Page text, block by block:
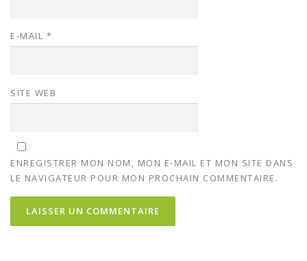
E-MAIL *
SITE WEB
ENREGISTRER MON NOM, MON E-MAIL ET MON SITE DANS
LE NAVIGATEUR POUR MON PROCHAIN COMMENTAIRE.